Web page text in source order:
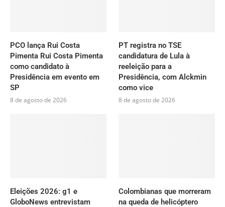
PCO lança Rui Costa
Pimenta Rui Costa Pimenta
como candidato à
Presidência em evento em
SP
8 de agosto de 2026
PT registra no TSE
candidatura de Lula à
reeleição para a
Presidência, com Alckmin
como vice
8 de agosto de 2026
Eleições 2026: g1 e
GloboNews entrevistam
Colombianas que morreram
na queda de helicóptero